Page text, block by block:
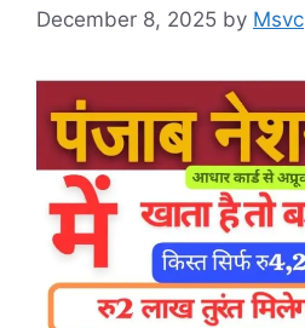
December 8, 2025 by Msvc